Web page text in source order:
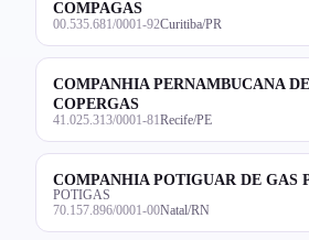
COMPAGAS
00.535.681/0001-92Curitiba/PR
COMPANHIA PERNAMBUCANA
COPERGAS
41.025.313/0001-81 Recife/PE
COMPANHIA POTIGUAR DE GAS
POTIGAS
70.157.896/0001-00Natal/RN